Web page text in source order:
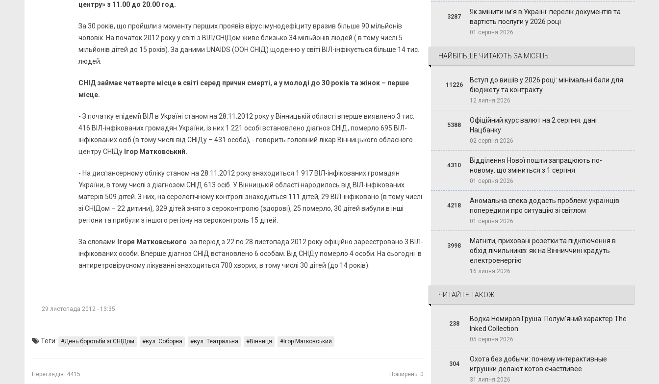
центру» з 11.00 до 20.00 год.
За 30 років, що пройшли з моменту перших проявів вірус імунодефіциту вразив більше 90 мільйонів
чоловік. На початок 2012 року у світі з ВІЛ/СНІДом живе близько 34 мільйонів людей ( в тому числі 5
мільйонів дітей до 15 років). За даними UNAIDS (ООН СНІД) щоденно у світі ВІЛ-інфікується більше 14 тис.
людей.
СНІД займає четверте місце в світі серед причин смерті, а у молоді до 30 років та жінок – перше
місце.
- З початку епідемії ВІЛ в Україні станом на 28.11.2012 року у Вінницькій області вперше виявлено 3 тис.
416 ВІЛ-інфікованих громадян України, із них 1 221 особі встановлено діагноз СНІД, померло 695 ВІЛ-
інфікованих осіб (в тому числі від СНІДу – 431 особа), - говорить головний лікар Вінницького обласного
центру СНІДу Ігор Матковський.
- На диспансерному обліку станом на 28.11.2012 року знаходиться 1 917 ВІЛ-інфікованих громадян
України, в тому числі з діагнозом СНІД 613 осіб. У Вінницькій області народилось від ВІЛ-інфікованих
матерів 509 дітей. З них, на серологічному контролі знаходиться 111 дітей, 29 ВІЛ-інфіковано (в тому числі
зі СНІДом – 22 дитини), 329 дітей знято з сероконтролю (здорові), 25 померло, 30 дітей вибули в інші
регіони та прибули з іншого регіону на сероконтроль 15 дітей.
За словами Ігоря Матковського за період з 22 по 28 листопада 2012 року офіційно зареєстровано 3 ВІЛ-
інфікованих особи. Вперше діагноз СНІД встановлено 6 особам. Від СНІДу померло 4 особи. На сьогодні в
антиретровірусному лікуванні знаходиться 700 хворих, в тому числі 30 дітей (до 14 років).
29 листопада 2012 - 13:35
Теги: День боротьби зі СНІДом вул. Соборна вул. Театральна Вінниця Ігор Матковський
Переглядів: 4415 Поширень: 0
3287
Як змінити ім’я в Україні: перелік документів та
вартість послуги у 2026 році
01 серпня 2026
НАЙБІЛЬШЕ ЧИТАЮТЬ ЗА МІСЯЦЬ
11226
Вступ до вишів у 2026 році: мінімальні бали для
бюджету та контракту
12 липня 2026
5388
Офіційний курс валют на 2 серпня: дані
Нацбанку
02 серпня 2026
4310
Відділення Нової пошти запрацюють по-
новому: що зміниться з 1 серпня
01 серпня 2026
4218
Аномальна спека додасть проблем: українців
попередили про ситуацію зі світлом
01 серпня 2026
3998
Магніти, приховані розетки та підключення в
обхід лічильників: як на Вінниччині крадуть
електроенергію
16 липня 2026
ЧИТАЙТЕ ТАКОЖ
238
Водка Немиров Груша: Полум'яний характер The
Inked Collection
05 серпня 2026
304
Охота без добычи: почему интерактивные
игрушки делают котов счастливее
31 липня 2026